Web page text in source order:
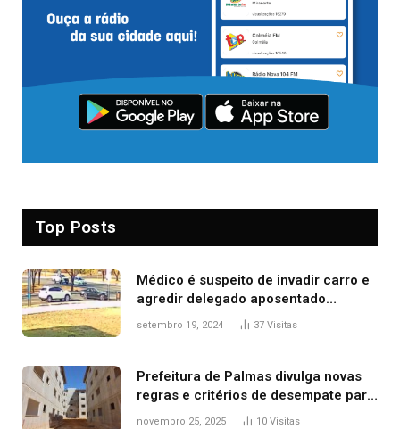
Top Posts
Médico é suspeito de invadir carro e
agredir delegado aposentado
durante confusão no trânsito
setembro 19, 2024 37 Visitas
Prefeitura de Palmas divulga novas
regras e critérios de desempate para
seleção de famílias no Minha Casa,
novembro 25, 2025 10 Visitas